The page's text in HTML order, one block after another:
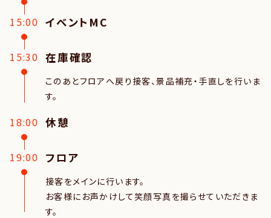
15:00 イベントMC
15:30 在庫確認
このあとフロアへ戻り接客、景品補充・手直しを行いま
す。
18:00 休憩
19:00 フロア
接客をメインに行います。
お客様にお声かけして笑顔写真を撮らせていただきま
す。